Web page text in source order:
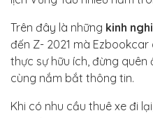
Trên đây là những kinh
đến Z- 2021 mà
thực sự hữu ích, đừng
cùng nắm bắt thông tin.
Khi có nhu cầu thuê xe đi